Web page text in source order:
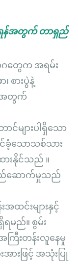
ရန်အတွက် တာရှည်
တွေက အရမ်း
စားပွဲနဲ့
အတွက်
င်များပါရှိသော
င်ခံ့သောသစ်သား
းနိုင်သည် ။
ည်ဆောက်မှုသည်
အထင်းများနှင့်
မည်။ စွမ်း
ြီးတန်းလူနေမှု
ားဖြင့် အသုံးပြု